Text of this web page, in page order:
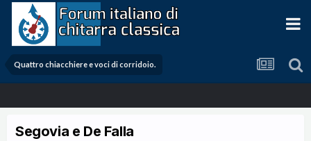
Quattro chiacchiere e voci di corridoio.
Segovia e De Falla